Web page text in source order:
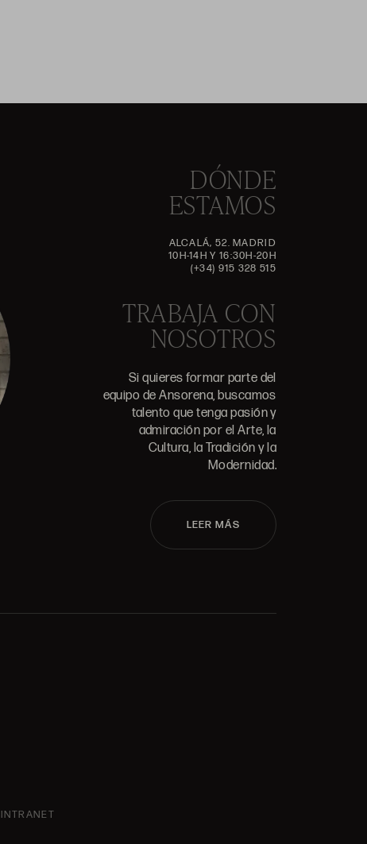
DÓNDE
ESTAMOS
ALCALÁ, 52. MADRID
10H-14H Y 16:30H-20H
(+34) 915 328 515
TRABAJA CON
NOSOTROS
Si quieres formar parte del
equipo de Ansorena, buscamos
talento que tenga pasión y
admiración por el Arte, la
Cultura, la Tradición y la
Modernidad.
LEER MÁS
INTRANET